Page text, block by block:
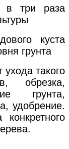
в три раза
куста
грунта
такого
обрезка,
грунта,
удобрение.